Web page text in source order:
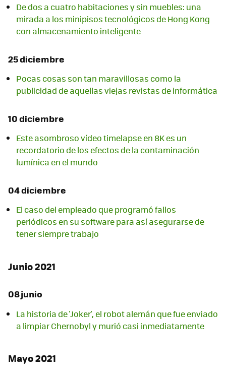
De dos a cuatro habitaciones y sin muebles: una
mirada a los minipisos tecnológicos de Hong Kong
con almacenamiento inteligente
25 diciembre
Pocas cosas son tan maravillosas como la
publicidad de aquellas viejas revistas de informática
10 diciembre
Este asombroso vídeo timelapse en 8K es un
recordatorio de los efectos de la contaminación
lumínica en el mundo
04 diciembre
El caso del empleado que programó fallos
periódicos en su software para así asegurarse de
tener siempre trabajo
Junio 2021
08 junio
La historia de 'Joker', el robot alemán que fue enviado
a limpiar Chernobyl y murió casi inmediatamente
Mayo 2021